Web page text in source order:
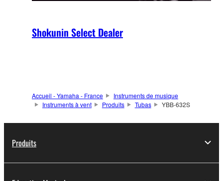
Shokunin Select Dealer
Accueil - Yamaha - France
Instruments de musique
Instruments à vent
Produits Tubas YBB-632S
Produits